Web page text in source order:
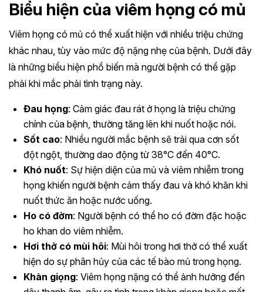
Biểu hiện của viêm họng có mủ
Viêm họng có mủ có thể xuất hiện với nhiều triệu chứng
khác nhau, tùy vào mức độ nặng nhẹ của bệnh. Dưới đây
là những biểu hiện phổ biến mà người bệnh có thể gặp
phải khi mắc phải tình trạng này.
Đau họng: Cảm giác đau rát ở họng là triệu chứng
chính của bệnh, thường tăng lên khi nuốt hoặc nói.
Sốt cao: Nhiều người mắc bệnh sẽ trải qua cơn sốt
đột ngột, thường dao động từ 38°C đến 40°C.
Khó nuốt: Sự hiện diện của mủ và viêm nhiễm trong
họng khiến người bệnh cảm thấy đau và khó khăn khi
nuốt thức ăn hoặc nước uống.
Ho có đờm: Người bệnh có thể ho có đờm đặc hoặc
ho khan do viêm nhiễm.
Hơi thở có mùi hôi: Mùi hôi trong hơi thở có thể xuất
hiện do sự phân hủy của các tế bào mủ trong họng.
Khàn giọng: Viêm họng nặng có thể ảnh hưởng đến